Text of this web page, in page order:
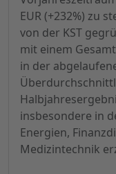
EUR (+232%) zu
von der KST
mit einem
in der
insbesondere in
Energien,
Medizintechnik